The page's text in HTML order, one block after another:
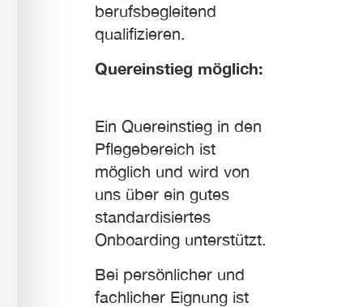
berufsbegleitend
qualifizieren.
Quereinstieg möglich:
Ein Quereinstieg in den
Pflegebereich ist
möglich und wird von
uns über ein gutes
standardisiertes
Onboarding unterstützt.
Bei persönlicher und
fachlicher Eignung ist